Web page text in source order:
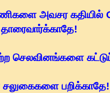
அவசர கதியில்
தாரைவார்க்காதே!
செலவினங்களை
சலுகைகளை பறிக்காதே!